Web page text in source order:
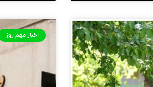
اخبار مهم روز